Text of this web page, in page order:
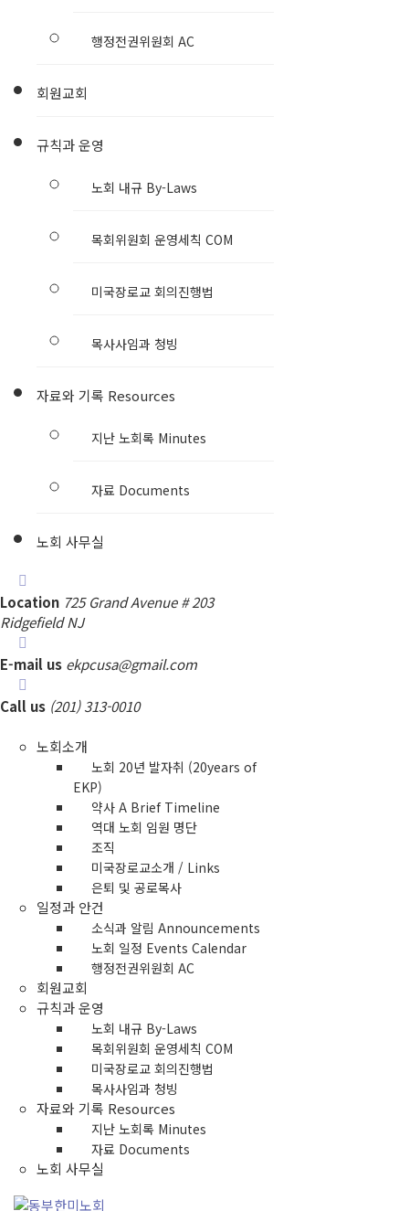
행정전권위원회 AC
회원교회
규칙과 운영
노회 내규 By-Laws
목회위원회 운영세칙 COM
미국장로교 회의진행법
목사사임과 청빙
자료와 기록 Resources
지난 노회록 Minutes
자료 Documents
노회 사무실
Location 725 Grand Avenue # 203
Ridgefield NJ
E-mail us ekpcusa@gmail.com
Call us (201) 313-0010
노회소개
노회 20년 발자취 (20years of
EKP)
약사 A Brief Timeline
역대 노회 임원 명단
조직
미국장로교소개 / Links
은퇴 및 공로목사
일정과 안건
소식과 알림 Announcements
노회 일정 Events Calendar
행정전권위원회 AC
회원교회
규칙과 운영
노회 내규 By-Laws
목회위원회 운영세칙 COM
미국장로교 회의진행법
목사사임과 청빙
자료와 기록 Resources
지난 노회록 Minutes
자료 Documents
노회 사무실